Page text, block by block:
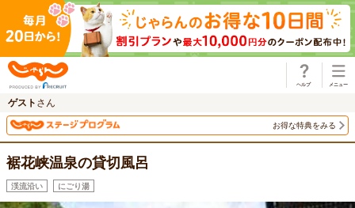
ゲスト さん
お得な特典をみる
裾花峡温泉の貸切風呂
渓流沿い にごり湯